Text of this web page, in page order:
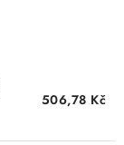
506,78 Kč